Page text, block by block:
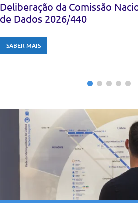
Deliberação da Comissão
de Dados 2026/440
SABER MAIS